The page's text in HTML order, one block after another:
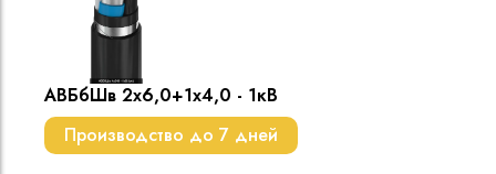
АВБбШв 2х6,0+1х4,0 - 1кВ
Производство до 7 дней